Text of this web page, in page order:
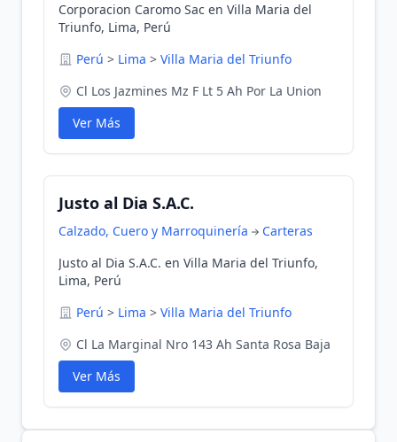
Corporacion Caromo Sac en Villa Maria del
Triunfo, Lima, Perú
Perú > Lima > Villa Maria del Triunfo
Cl Los Jazmines Mz F Lt 5 Ah Por La Union
Ver Más
Justo al Dia S.A.C.
Calzado, Cuero y Marroquinería
Carteras
Justo al Dia S.A.C. en Villa Maria del Triunfo,
Lima, Perú
Perú > Lima > Villa Maria del Triunfo
Cl La Marginal Nro 143 Ah Santa Rosa Baja
Ver Más